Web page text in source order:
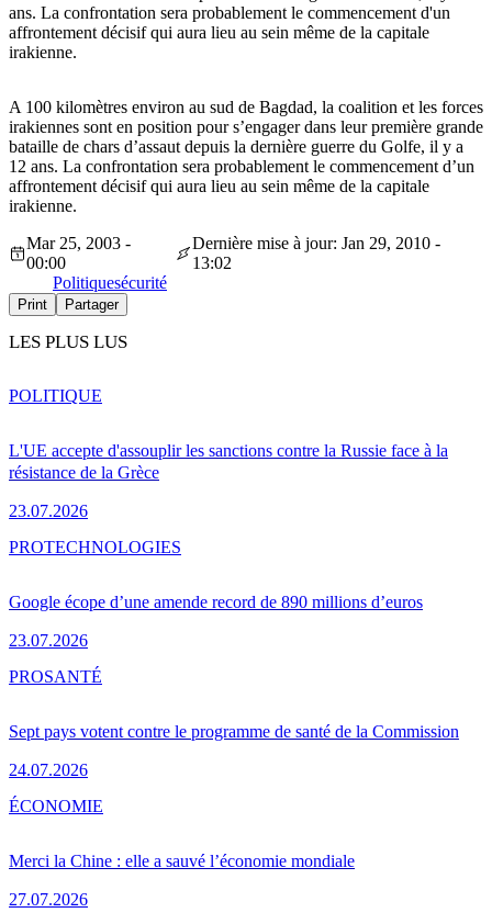
ans. La confrontation sera probablement le commencement d'un
affrontement décisif qui aura lieu au sein même de la capitale
irakienne.
A 100 kilomètres environ au sud de Bagdad, la coalition et les forces
irakiennes sont en position pour s’engager dans leur première grande
bataille de chars d’assaut depuis la dernière guerre du Golfe, il y a
12 ans. La confrontation sera probablement le commencement d’un
affrontement décisif qui aura lieu au sein même de la capitale
irakienne.
Mar 25, 2003 -
00:00
Dernière mise à jour: Jan 29, 2010 -
13:02
Politiquesécurité
Print Partager
LES PLUS LUS
L'UE accepte d'assouplir les sanctions contre la Russie face à la
résistance de la Grèce
23.07.2026
POLITIQUE
Google écope d’une amende record de 890 millions d’euros
23.07.2026
PROTECHNOLOGIES
Sept pays votent contre le programme de santé de la Commission
24.07.2026
PROSANTÉ
Merci la Chine : elle a sauvé l’économie mondiale
27.07.2026
ÉCONOMIE